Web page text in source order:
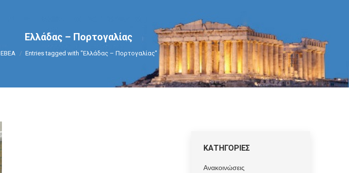
Ελλάδας – Πορτογαλίας
You are here:
ΕΒΕΑ Entries tagged with "Ελλάδας – Πορτογαλίας"
ΚΑΤΗΓΟΡΙΕΣ
Ανακοινώσεις